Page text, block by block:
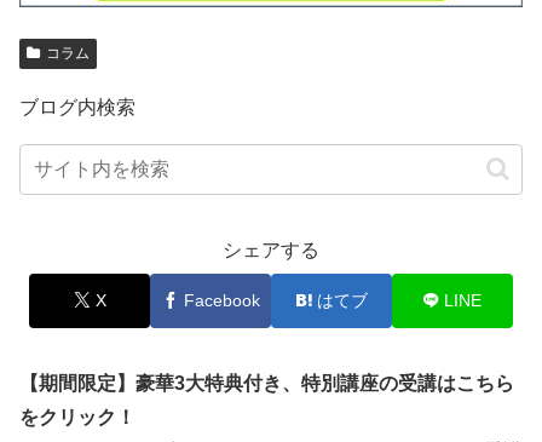
コラム
ブログ内検索
シェアする
X Facebook はてブ LINE
【期間限定】豪華3大特典付き、特別講座の受講はこちら
をクリック！